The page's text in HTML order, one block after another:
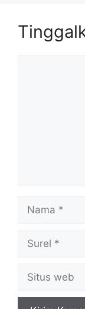
web